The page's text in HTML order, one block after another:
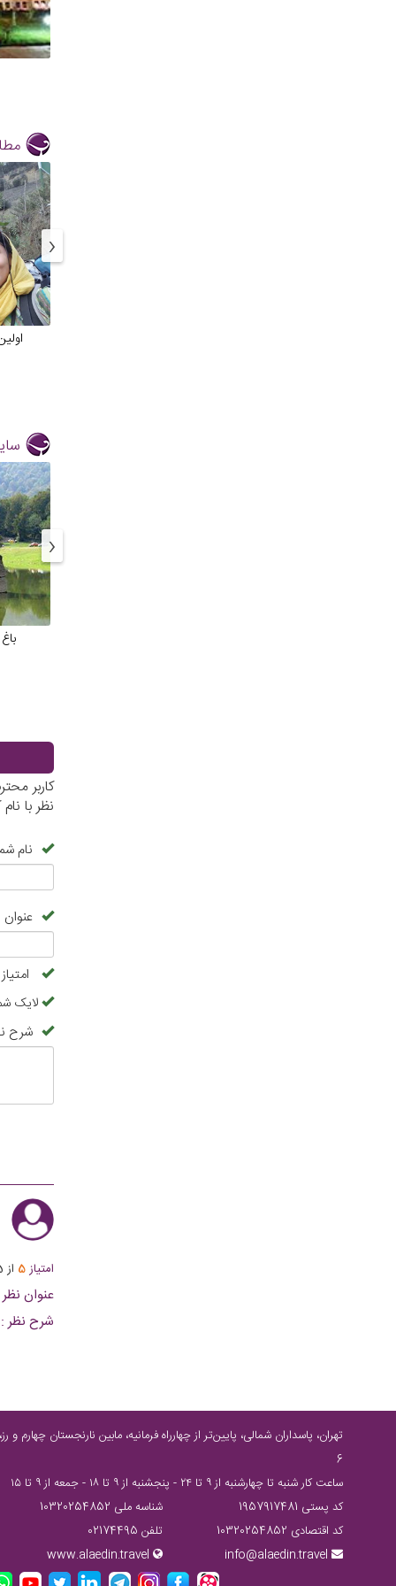
‹
‹
کاربر
نظر با
نام
لایک
شرح
امتیاز5 از
عنوان
شرح نظر :
6
ساعت كار شنبه تا چهارشنبه از ٩ تا ٢٤ - پنجشنبه از ٩ تا ١٨ - جمعه از ٩ تا ١٥
کد پستی 1957917481
شناسه ملی 10320254852
کد اقتصادی 10320254852
تلفن 02174495
info@alaedin.travel
www.alaedin.travel